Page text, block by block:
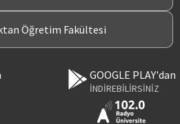
Öğretim Fakültesi
GOOGLE PLAY'dan
İNDİREBİLİRSİNİZ